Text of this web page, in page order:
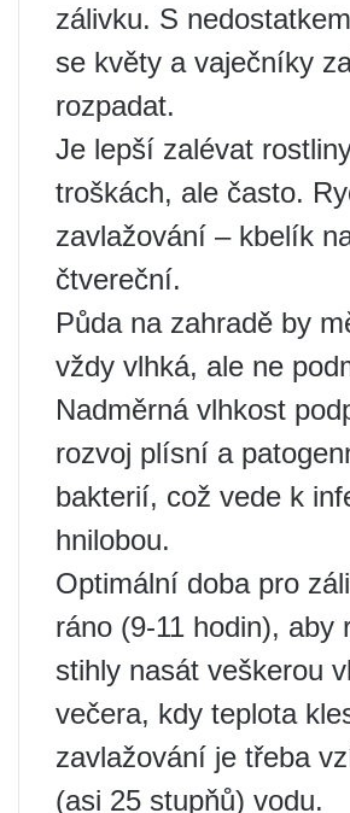
zálivku. S
se květy a vaječníky
rozpadat.
Je lepší zalévat
troškách, ale často.
zavlažování – kbelík
čtvereční.
Půda na zahradě by
vždy vlhká, ale ne
Nadměrná vlhkost
rozvoj plísní a
bakterií, což vede k
hnilobou.
Optimální doba pro
ráno (9-11 hodin), aby
stihly nasát veškerou
večera, kdy teplota
zavlažování je třeba
(asi 25 stupňů) vodu.